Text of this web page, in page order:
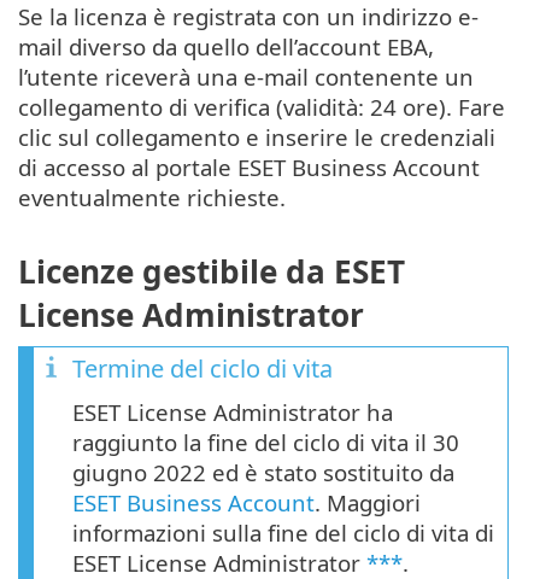
Se la licenza è registrata con un indirizzo e-
mail diverso da quello dell’account EBA,
l’utente riceverà una e-mail contenente un
collegamento di verifica (validità: 24 ore). Fare
clic sul collegamento e inserire le credenziali
di accesso al portale ESET Business Account
eventualmente richieste.
Licenze gestibile da ESET
License Administrator
Termine del ciclo di vita
ESET License Administrator ha
raggiunto la fine del ciclo di vita il 30
giugno 2022 ed è stato sostituito da
ESET Business Account. Maggiori
informazioni sulla fine del ciclo di vita di
ESET License Administrator ***.